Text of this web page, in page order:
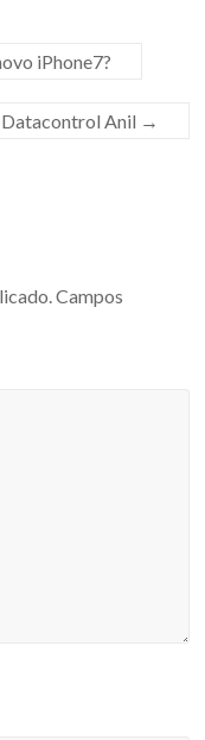
iPhone7?
Anil →
Campos